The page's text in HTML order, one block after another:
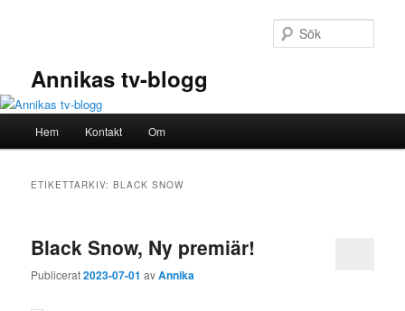
Annikas tv-blogg
Hem Kontakt Om
ETIKETTARKIV:BLACK SNOW
Black Snow, Ny premiär!
Publicerat2023-07-01 avAnnika